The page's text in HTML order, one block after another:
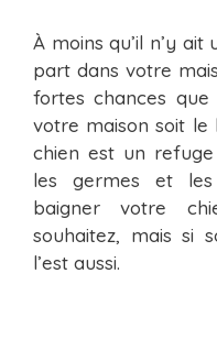
À moins qu’il n’y
part dans votre
fortes chances
votre maison soit le
chien est un
les germes et les
baigner votre
souhaitez, mais si
l’est aussi.